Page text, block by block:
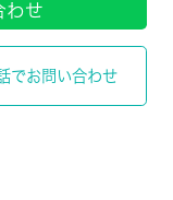
わせ
でお問い合わせ